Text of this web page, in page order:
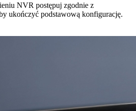
NVR postępuj zgodnie z
ukończyć podstawową konfigurację.